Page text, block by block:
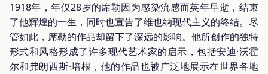
1918年，年仅28岁的席勒因为感染流感而英年早逝，结束
了他辉煌的一生，同时也宣告了维也纳现代主义的终结。尽
管如此，席勒的作品却留下了深远的影响。他所创作的独特
形式和风格形成了许多现代艺术家的启示，包括安迪·沃霍
尔和弗朗西斯·培根，他的作品也被广泛地展示在世界各地